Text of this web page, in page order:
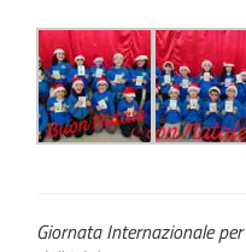
Giornata Internazionale